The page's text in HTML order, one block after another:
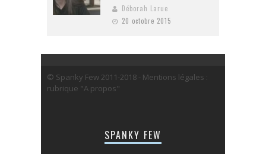
Déborah Larue
20 octobre 2015
© Spanky Few 2011-2018 - Mentions légales :
rubrique "A propos"
SPANKY FEW